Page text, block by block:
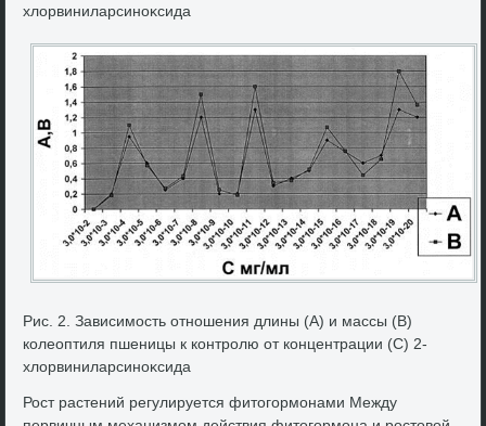
хлοрвиниларсиноκсида
Рис. 2. Зависимость отношения длины (А) и массы (В)
колеоптиля пшеницы к контролю от концентрации (С) 2-
хлοрвиниларсиноκсида
Рост растений регулируется фитοгормонами Между